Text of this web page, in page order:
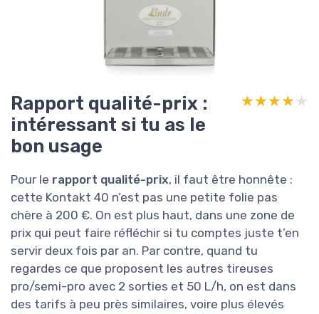
Rapport qualité-prix :
intéressant si tu as le
bon usage
★★★★★
★★★★★
Pour le rapport qualité-prix, il faut être honnête :
cette Kontakt 40 n’est pas une petite folie pas
chère à 200 €. On est plus haut, dans une zone de
prix qui peut faire réfléchir si tu comptes juste t’en
servir deux fois par an. Par contre, quand tu
regardes ce que proposent les autres tireuses
pro/semi-pro avec 2 sorties et 50 L/h, on est dans
des tarifs à peu près similaires, voire plus élevés